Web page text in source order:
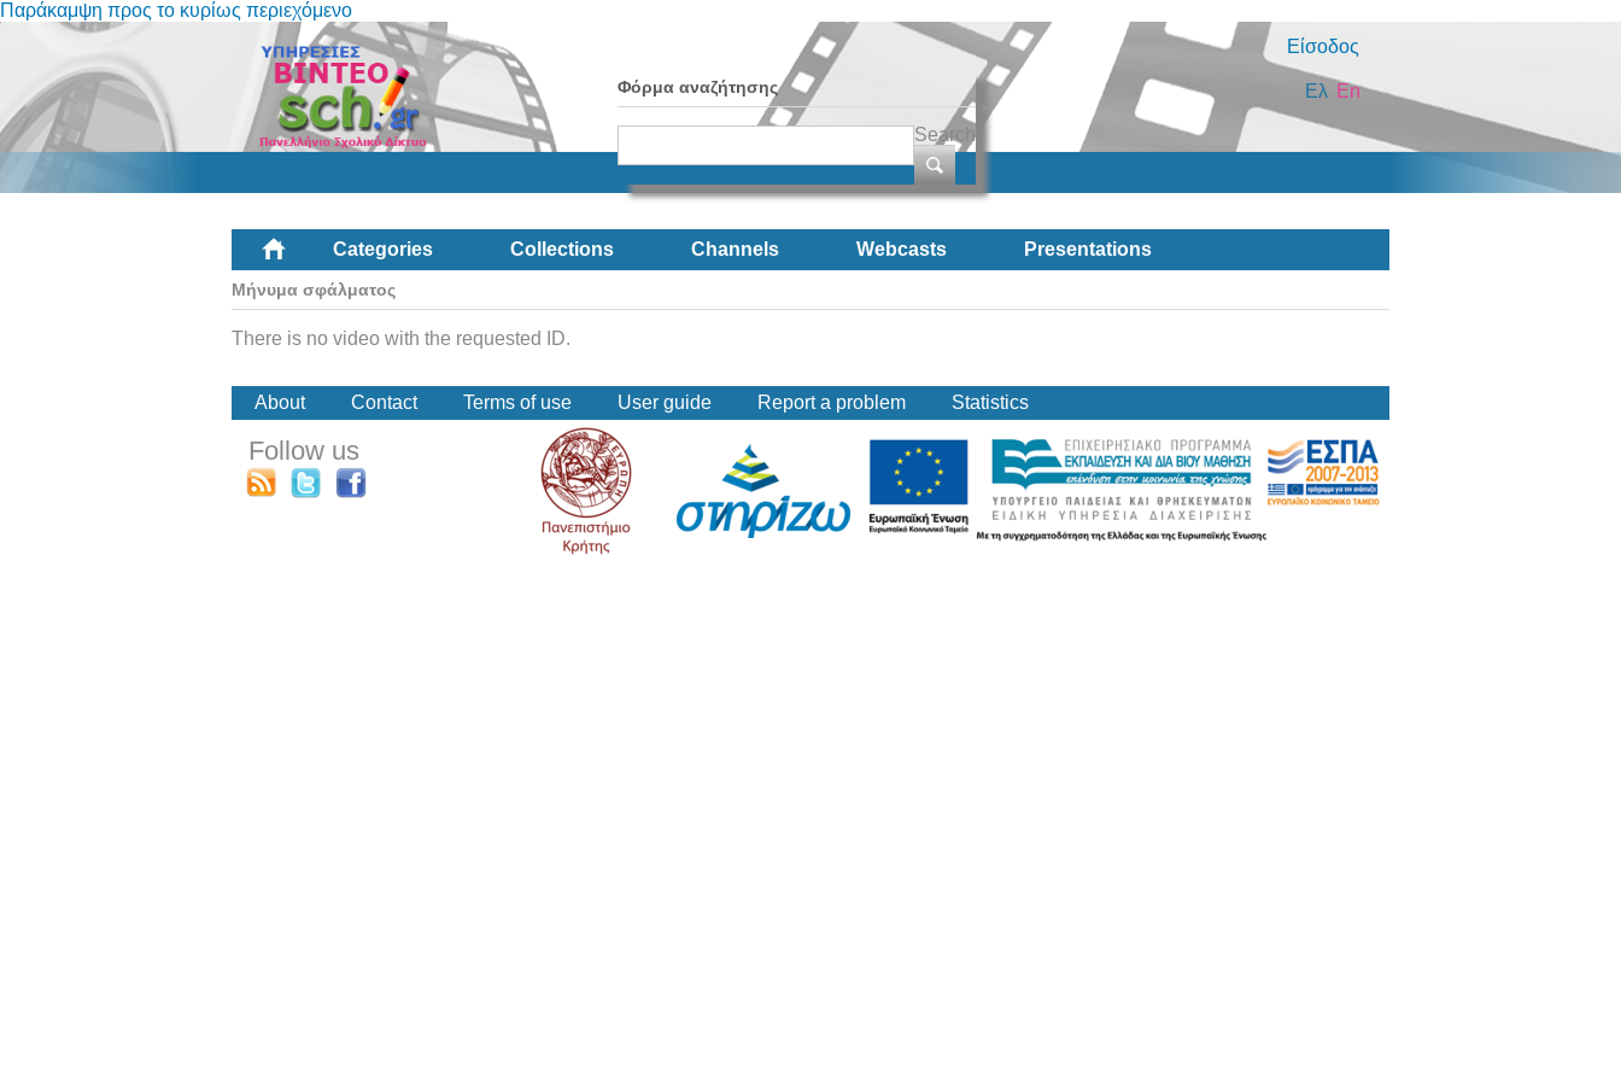
Παράκαμψη προς το κυρίως περιεχόμενο
Είσοδος
Φόρμα αναζήτησης
Search
En
Ελ
Categories Collections Channels Webcasts Presentations
Μήνυμα σφάλματος
There is no video with the requested ID.
About Contact Terms of use User guide Report a problem Statistics
Follow us